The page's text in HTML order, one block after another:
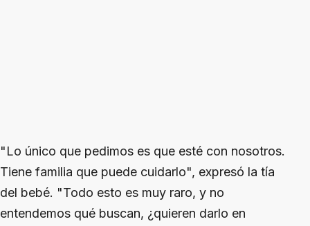
"Lo único que pedimos es que esté con nosotros.
Tiene familia que puede cuidarlo", expresó la tía
del bebé. "Todo esto es muy raro, y no
entendemos qué buscan, ¿quieren darlo en